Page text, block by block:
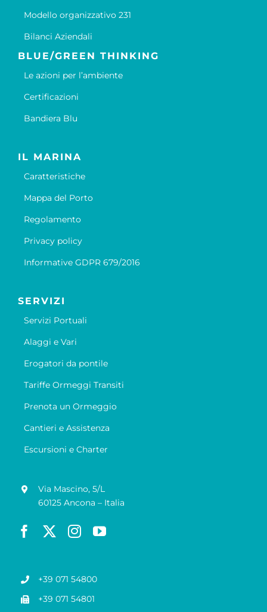
Modello organizzativo 231
Bilanci Aziendali
BLUE/GREEN THINKING
Le azioni per l’ambiente
Certificazioni
Bandiera Blu
IL MARINA
Caratteristiche
Mappa del Porto
Regolamento
Privacy policy
Informative GDPR 679/2016
SERVIZI
Servizi Portuali
Alaggi e Vari
Erogatori da pontile
Tariffe Ormeggi Transiti
Prenota un Ormeggio
Cantieri e Assistenza
Escursioni e Charter
Via Mascino, 5/L
60125 Ancona – Italia
+39 071 54800
+39 071 54801